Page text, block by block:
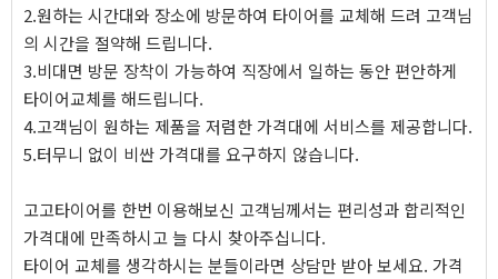
2.원하는 시간대와 장소에 방문하여 타이어를 교체해 드려 고객님
의 시간을 절약해 드립니다.
3.비대면 방문 장착이 가능하여 직장에서 일하는 동안 편안하게
타이어교체를 해드립니다.
4.고객님이 원하는 제품을 저렴한 가격대에 서비스를 제공합니다.
5.터무니 없이 비싼 가격대를 요구하지 않습니다.
고고타이어를 한번 이용해보신 고객님께서는 편리성과 합리적인
가격대에 만족하시고 늘 다시 찾아주십니다.
타이어 교체를 생각하시는 분들이라면 상담만 받아 보세요. 가격